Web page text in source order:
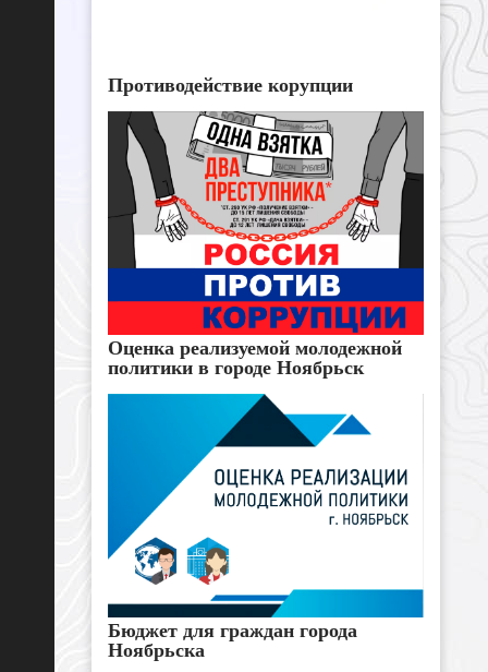
Противодействие корупции
Оценка реализуемой молодежной
политики в городе Ноябрьск
Бюджет для граждан города
Ноябрьска